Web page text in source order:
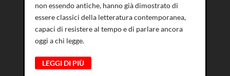
non essendo antiche, hanno già dimostrato di
essere classici della letteratura contemporanea,
capaci di resistere al tempo e di parlare ancora
oggi a chi legge.
LEGGI DI PIÙ